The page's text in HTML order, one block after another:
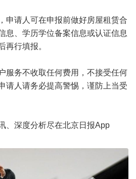
申请人可在申报前做好房屋租赁合
息、学历学位备案信息或认证信息
再行填报。
服务不收取任何费用，不接受任何
请人请务必提高警惕，谨防上当受
、深度分析尽在北京日报App